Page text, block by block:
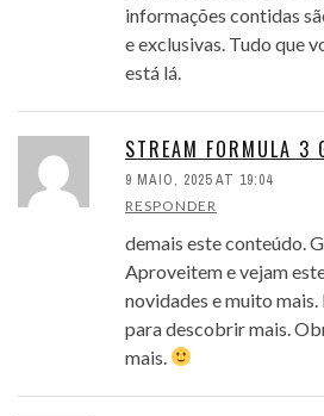
informações contidas
e exclusivas. Tudo que
está lá.
STREAM FORMULA 3
9 MAIO, 2025 AT 19:04
RESPONDER
demais este conteúdo.
Aproveitem e vejam
novidades e muito
para descobrir mais.
mais.